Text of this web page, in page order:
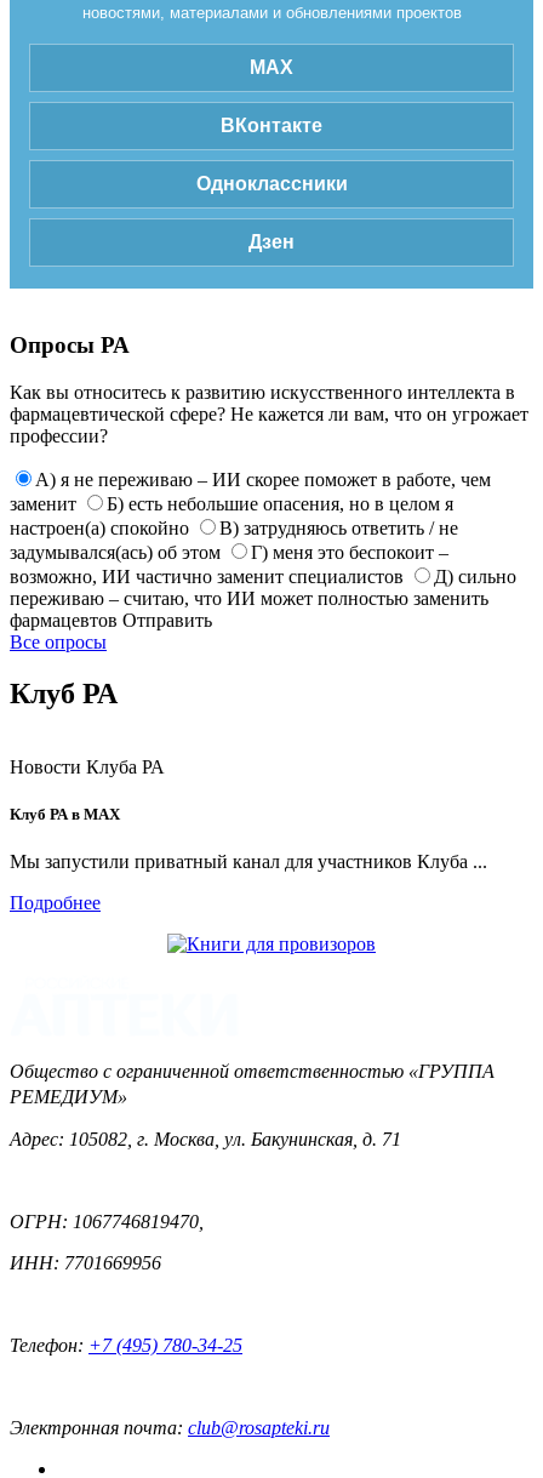
новостями, материалами и обновлениями проектов
MAX
ВКонтакте
Одноклассники
Дзен
Опросы РА
Как вы относитесь к развитию искусственного интеллекта в
фармацевтической сфере? Не кажется ли вам, что он угрожает
профессии?
А) я не переживаю – ИИ скорее поможет в работе, чем
заменит
Б) есть небольшие опасения, но в целом я
настроен(а) спокойно
В) затрудняюсь ответить / не
задумывался(ась) об этом
Г) меня это беспокоит –
возможно, ИИ частично заменит специалистов
Д) сильно
переживаю – считаю, что ИИ может полностью заменить
фармацевтов Отправить
Все опросы
Клуб РА
Новости Клуба РА
Клуб РА в MAX
Мы запустили приватный канал для участников Клуба ...
Подробнее
Общество с ограниченной ответственностью «ГРУППА
РЕМЕДИУМ»
Адрес: 105082, г. Москва, ул. Бакунинская, д. 71
ОГРН: 1067746819470,
ИНН: 7701669956
Телефон: +7 (495) 780-34-25
Электронная почта: club@rosapteki.ru